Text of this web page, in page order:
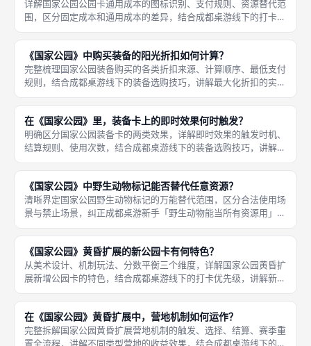
详解国家公园公园卡通用成本的图标识别、支付规则、资源替代范
围，区分固定成本和通用成本的差异，结合成都桌游线下的打卡技
巧，讲解通用成本的灵活用法。首先通用成本的识别，公园卡的成
本栏里，带有棕色方块、标注「任意」图标的，就是通用成本，也
就是俗称
《国家公园》中购买装备的阳光折扣如何计算？
完整梳理国家公园装备购买的各类折扣来源、计算顺序、最低支付
规则，结合成都桌游线下的装备选购技巧，讲解最大化折扣的实用
方法。首先常见的装备折扣来源，第一是步道终点首达折扣，每个
赛季第一个抵达终点的玩家，购买装备可以享受1阳光的减免，是
最常见的
在《国家公园》里，装备卡上的即时效果何时触发？
明确区分国家公园装备卡的两类效果，详解即时效果的触发时机、
结算规则、使用次数，结合成都桌游线下的装备选购技巧，讲解即
时装备的性价比判断方法。首先装备卡的两类效果拆分，每一张装
备卡可能带其中一类，也可能两类都有：第一类是持续被动效果，
购买后全
《国家公园》中野生动物标记能否替代任意资源？
清晰界定国家公园野生动物标记的万能替代范围，区分合法使用场
景与禁止场景，纠正成都桌游新手「野生动物能当所有资源用」的
常见误区，结合线下实战讲解标记的最优用法。首先核心规则结
论，野生动物标记不是全场景万能资源，有严格的使用范围限制，
仅能在两个
《国家公园》黄昏扩展的新公园卡有何特色？
从美术设计、机制玩法、分数平衡三个维度，详解国家公园黄昏扩
展新增公园卡的特色，结合成都桌游线下的打卡优先级，讲解新卡
的实战价值。首先美术风格特色，黄昏扩展的公园卡全部采用夜
景、黄昏、星空主题的插画，和本体的日间风景形成鲜明区分，比
如黄石公园
在《国家公园》黄昏扩展中，营地机制如何运作？
完整拆解国家公园黄昏扩展营地机制的触发、选择、结算、赛季重
置全流程，讲解不同类型营地的收益效果，结合成都桌游线下的营